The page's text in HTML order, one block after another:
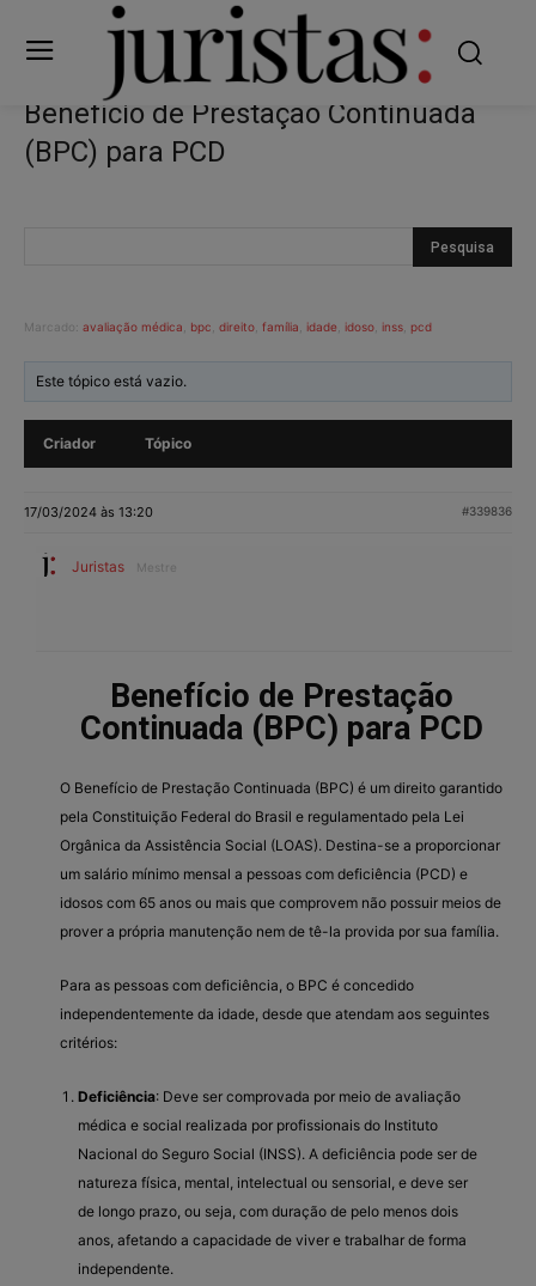
Benefício de Prestação Continuada
(BPC) para PCD
Marcado: avaliação médica bpc direito família idade idoso inss pcd
Este tópico está vazio.
Criador Tópico
17/03/2024 às 13:20 #339836
Juristas Mestre
Benefício de Prestação
Continuada (BPC) para PCD
O Benefício de Prestação Continuada (BPC) é um direito garantido
pela Constituição Federal do Brasil e regulamentado pela Lei
Orgânica da Assistência Social (LOAS). Destina-se a proporcionar
um salário mínimo mensal a pessoas com deficiência (PCD) e
idosos com 65 anos ou mais que comprovem não possuir meios de
prover a própria manutenção nem de tê-la provida por sua família.
Para as pessoas com deficiência, o BPC é concedido
independentemente da idade, desde que atendam aos seguintes
critérios:
Deficiência: Deve ser comprovada por meio de avaliação
médica e social realizada por profissionais do Instituto
Nacional do Seguro Social (INSS). A deficiência pode ser de
natureza física, mental, intelectual ou sensorial, e deve ser
de longo prazo, ou seja, com duração de pelo menos dois
anos, afetando a capacidade de viver e trabalhar de forma
independente.